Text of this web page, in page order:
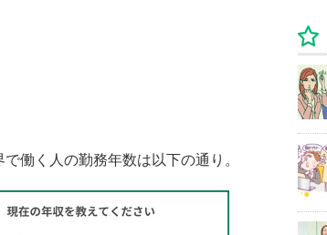
働く人の勤務年数は以下の通り。